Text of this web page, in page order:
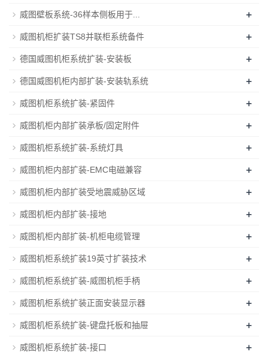
威图壁板系统-36样本侧板用于... +
威图机柜扩装TS8并联柜系统备件 +
德国威图机柜系统扩装-安装板 +
德国威图机柜内部扩装-安装轨系统 +
威图机柜系统扩装-紧固件 +
威图机柜内部扩装承板/固定附件 +
威图机柜系统扩装-系统灯具 +
威图机柜内部扩装-EMC电磁兼容 +
威图机柜内部扩装受地震威胁区域 +
威图机柜内部扩装-接地 +
威图机柜内部扩装-机柜电缆管理 +
威图机柜系统扩装19英寸扩装技术 +
威图机柜系统扩装-威图机柜手柄 +
威图机柜系统扩装正面安装显示器 +
威图机柜系统扩装-键盘托板和抽屉 +
威图机柜系统扩装-接口 +